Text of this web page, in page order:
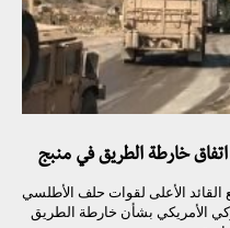
خارطة الطريق في منبج
الأعلى لقوات حلف الأطلسي
الأمريكي بشأن خارطة الطريق